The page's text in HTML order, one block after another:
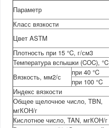
Параметр
Класс вязкости
Цвет ASTM
Плотность при 15 °C, г/см3
Температура вспышки (COC), °C
Вязкость, мм2/с
при 40 °C
при 100 °C
Индекс вязкости
Общее щелочное число, TBN,
мгКОН/г
Кислотное число, TAN, мгКОН/г